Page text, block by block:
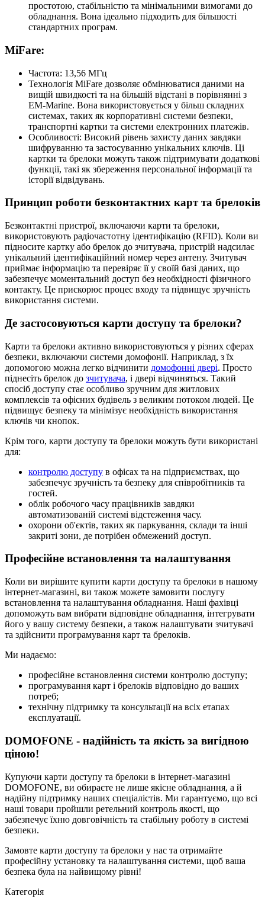
простотою, стабільністю та мінімальними вимогами до
обладнання. Вона ідеально підходить для більшості
стандартних програм.
MiFare:
Частота: 13,56 МГц
Технологія MiFare дозволяє обмінюватися даними на
вищій швидкості та на більшій відстані в порівнянні з
EM-Marine. Вона використовується у більш складних
системах, таких як корпоративні системи безпеки,
транспортні картки та системи електронних платежів.
Особливості: Високий рівень захисту даних завдяки
шифруванню та застосуванню унікальних ключів. Ці
картки та брелоки можуть також підтримувати додаткові
функції, такі як збереження персональної інформації та
історії відвідувань.
Принцип роботи безконтактних карт та брелоків
Безконтактні пристрої, включаючи карти та брелоки,
використовують радіочастотну ідентифікацію (RFID). Коли ви
підносите картку або брелок до зчитувача, пристрій надсилає
унікальний ідентифікаційний номер через антену. Зчитувач
приймає інформацію та перевіряє її у своїй базі даних, що
забезпечує моментальний доступ без необхідності фізичного
контакту. Це прискорює процес входу та підвищує зручність
використання системи.
Де застосовуються карти доступу та брелоки?
Карти та брелоки активно використовуються у різних сферах
безпеки, включаючи системи домофонії. Наприклад, з їх
допомогою можна легко відчинити домофонні двері. Просто
піднесіть брелок до зчитувача, і двері відчиняться. Такий
спосіб доступу стає особливо зручним для житлових
комплексів та офісних будівель з великим потоком людей. Це
підвищує безпеку та мінімізує необхідність використання
ключів чи кнопок.
Крім того, карти доступу та брелоки можуть бути використані
для:
контролю доступу в офісах та на підприємствах, що
забезпечує зручність та безпеку для співробітників та
гостей.
облік робочого часу працівників завдяки
автоматизованій системі відстеження часу.
охорони об'єктів, таких як паркування, склади та інші
закриті зони, де потрібен обмежений доступ.
Професійне встановлення та налаштування
Коли ви вирішите купити карти доступу та брелоки в нашому
інтернет-магазині, ви також можете замовити послугу
встановлення та налаштування обладнання. Наші фахівці
допоможуть вам вибрати відповідне обладнання, інтегрувати
його у вашу систему безпеки, а також налаштувати зчитувачі
та здійснити програмування карт та брелоків.
Ми надаємо:
професійне встановлення системи контролю доступу;
програмування карт і брелоків відповідно до ваших
потреб;
технічну підтримку та консультації на всіх етапах
експлуатації.
DOMOFONE - надійність та якість за вигідною
ціною!
Купуючи карти доступу та брелоки в інтернет-магазині
DOMOFONE, ви обираєте не лише якісне обладнання, а й
надійну підтримку наших спеціалістів. Ми гарантуємо, що всі
наші товари пройшли ретельний контроль якості, що
забезпечує їхню довговічність та стабільну роботу в системі
безпеки.
Замовте карти доступу та брелоки у нас та отримайте
професійну установку та налаштування системи, щоб ваша
безпека була на найвищому рівні!
Категорія